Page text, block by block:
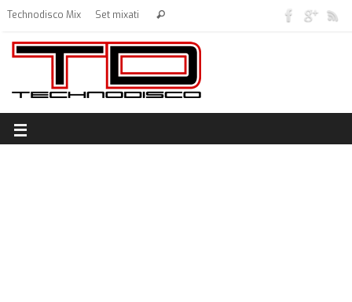
Technodisco Mix Set mixati